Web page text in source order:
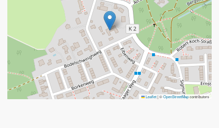
Leaflet|©OpenStreetMapcontributors